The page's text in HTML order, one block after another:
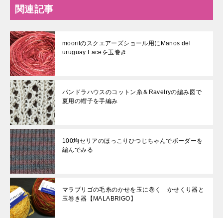
関連記事
mooritのスクエアーズショール用にManos del
uruguay Laceを玉巻き
パンドラハウスのコットン糸＆Ravelryの編み図で
夏用の帽子を手編み
100均セリアのほっこりひつじちゃんでボーダーを
編んでみる
マラブリゴの毛糸のかせを玉に巻く かせくり器と
玉巻き器【MALABRIGO】